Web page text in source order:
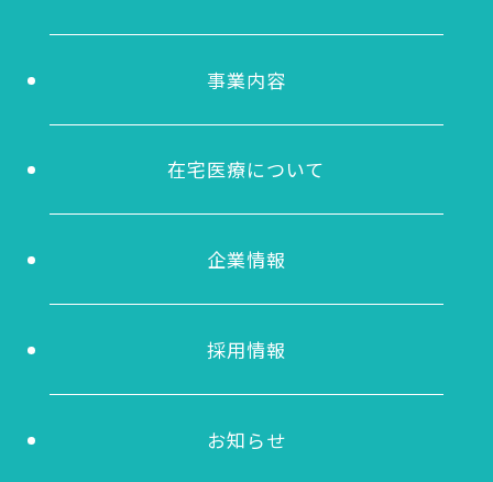
事業内容
在宅医療について
企業情報
採用情報
お知らせ